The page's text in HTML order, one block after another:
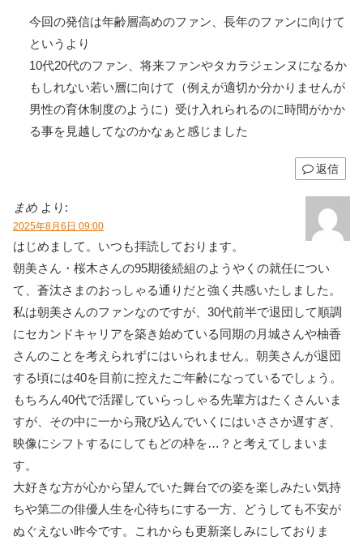
今回の発信は年齢層高めのファン、長年のファンに向けて
というより
10代20代のファン、将来ファンやタカラジェンヌになるか
もしれない若い層に向けて（例えが適切か分かりませんが
男性の育休制度のように）受け入れられるのに時間がかか
る事を見越してなのかなぁと感じました
返信
まめ より:
2025年8月6日 09:00
はじめまして。いつも拝読しております。
朝美さん・桜木さんの95期後続組のようやくの就任につい
て、蒼汰さまのおっしゃる通りだと強く共感いたしました。
私は朝美さんのファンなのですが、30代前半で退団して順調
にセカンドキャリアを築き始めている同期の月城さんや柚香
さんのことを考えられずにはいられません。朝美さんが退団
する頃には40を目前に控えたご年齢になっているでしょう。
もちろん40代で活躍していらっしゃる先輩方はたくさんいま
すが、その中に一から飛び込んでいくにはいささか遅すぎ、
映像にシフトするにしてもどの枠を…？と考えてしまいま
す。
大好きな方が心から望んでいた舞台での姿を楽しみたい気持
ちや第二の俳優人生を心待ちにする一方、どうしても不安が
ぬぐえない昨今です。これからも更新楽しみにしておりま